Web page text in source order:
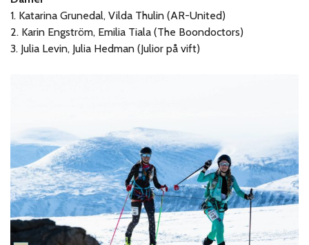
1. Katarina Grunedal, Vilda Thulin (AR-United)
2. Karin Engström, Emilia Tiala (The Boondoctors)
3. Julia Levin, Julia Hedman (Julior på vift)